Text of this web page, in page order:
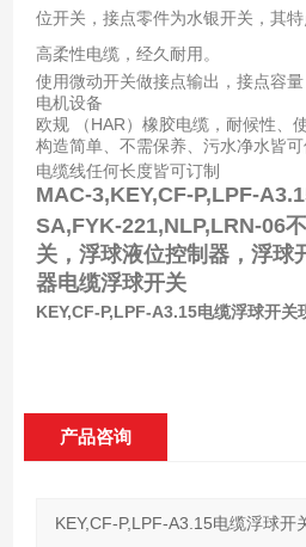
位开关，接点零件为水银开关，其
高柔性电缆，经久耐用。
使用微动开关做接点输出，接点容
电机设备
欧规 （HAR）橡胶电缆，耐候性、
构造简单、不需保养、污水净水皆可
电缆线任何长度皆可订制
MAC-3,KEY,CF-P,LPF-
SA,FYK-221,NLP,LRN-06
关，浮球液位控制器，浮球
器电缆浮球开关
KEY,CF-P,LPF-A3.15电缆浮球开关
产品咨询